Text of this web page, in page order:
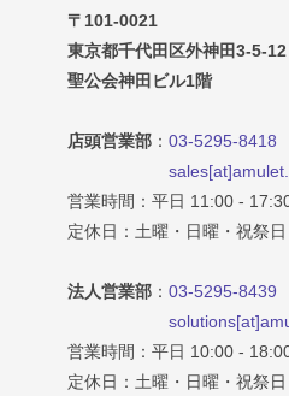
〒101-0021
東京都千代田区外神田3-5-12
聖公会神田ビル1階
店頭営業部 ： 03-5295-8418
営業時間：平日 11:00 -
定休日：土曜・日曜・祝祭日
法人営業部 ： 03-5295-8439
営業時間：平日 10:00 -
定休日：土曜・日曜・祝祭日